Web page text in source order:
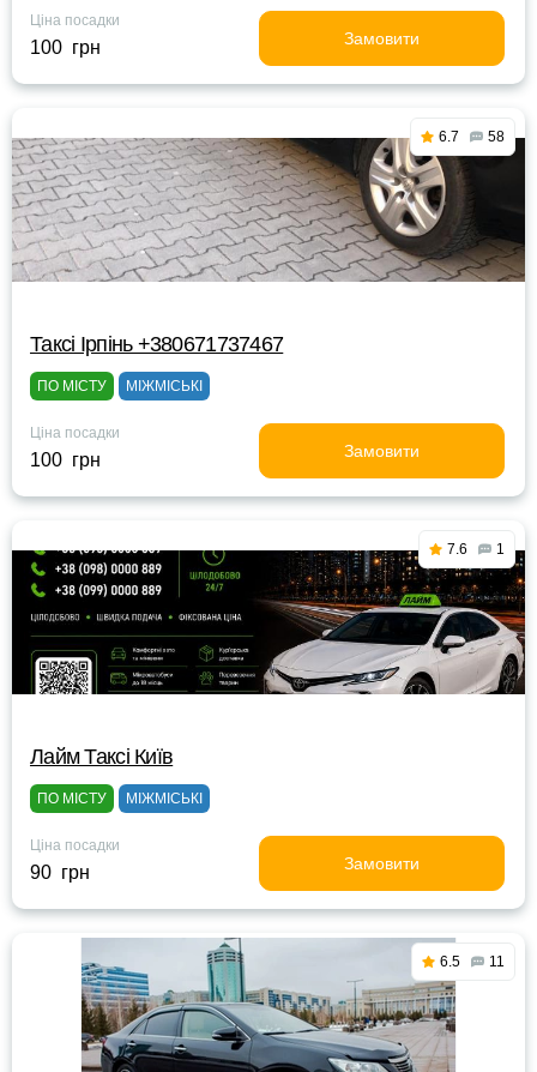
Ціна посадки
100 грн Замовити
6.7 58
Таксі Ірпінь +380671737467
ПО МІСТУ МІЖМІСЬКІ
Ціна посадки
100 грн Замовити
7.6 1
Лайм Таксі Київ
ПО МІСТУ МІЖМІСЬКІ
Ціна посадки
90 грн Замовити
6.5 11